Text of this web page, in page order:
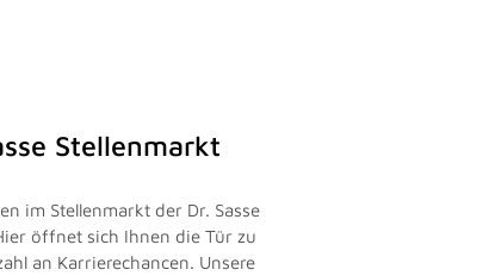
Stellenmarkt
im Stellenmarkt der Dr. Sasse
öffnet sich Ihnen die Tür zu
an Karrierechancen. Unsere